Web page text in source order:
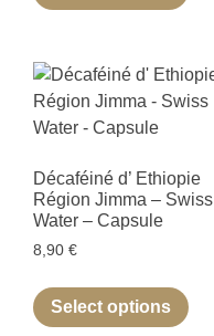
Décaféiné d’ Ethiopie
Région Jimma – Swiss
Water – Capsule
8,90 €
Select options